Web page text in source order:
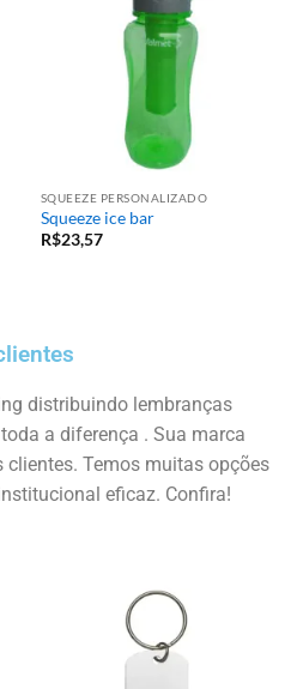
SQUEEZE PERSONALIZADO
Squeeze ice bar
R$23,57
distribuindo lembranças
a diferença . Sua marca
clientes. Temos muitas opções
eficaz. Confira!